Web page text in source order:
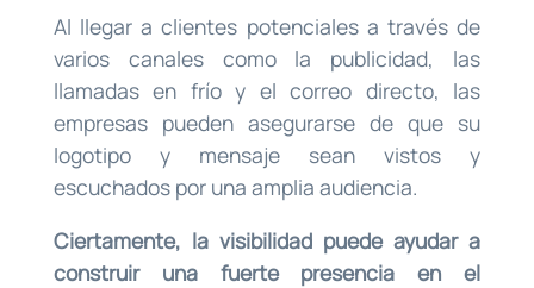
Al llegar a clientes potenciales a través de
varios canales como la publicidad, las
llamadas en frío y el correo directo, las
empresas pueden asegurarse de que su
logotipo y mensaje sean vistos y
escuchados por una amplia audiencia.
Ciertamente, la visibilidad puede ayudar a
construir una fuerte presencia en el